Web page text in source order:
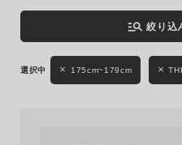
manage_search 絞り込
175cm~179cm